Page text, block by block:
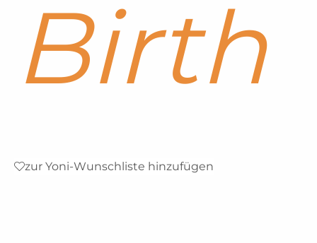
Birth
zur Yoni-Wunschliste hinzufügen